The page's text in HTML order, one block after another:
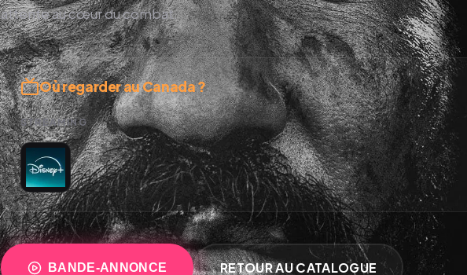
attente au cœur du combat.
Où regarder au Canada ?
STREAMING
BANDE-ANNONCE RETOUR AU CATALOGUE